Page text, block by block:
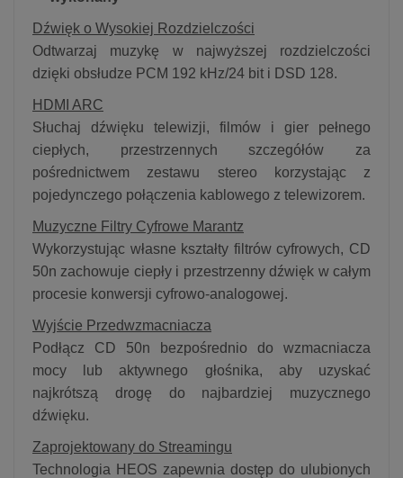
Dźwięk o Wysokiej Rozdzielczości
Odtwarzaj muzykę w najwyższej rozdzielczości
dzięki obsłudze PCM 192 kHz/24 bit i DSD 128.
HDMI ARC
Słuchaj dźwięku telewizji, filmów i gier pełnego
ciepłych, przestrzennych szczegółów za
pośrednictwem zestawu stereo korzystając z
pojedynczego połączenia kablowego z telewizorem.
Muzyczne Filtry Cyfrowe Marantz
Wykorzystując własne kształty filtrów cyfrowych, CD
50n zachowuje ciepły i przestrzenny dźwięk w całym
procesie konwersji cyfrowo-analogowej.
Wyjście Przedwzmacniacza
Podłącz CD 50n bezpośrednio do wzmacniacza
mocy lub aktywnego głośnika, aby uzyskać
najkrótszą drogę do najbardziej muzycznego
dźwięku.
Zaprojektowany do Streamingu
Technologia HEOS zapewnia dostęp do ulubionych